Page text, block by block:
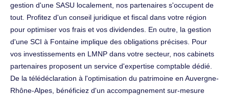
gestion d'une SASU localement, nos partenaires s'occupent de
tout. Profitez d'un conseil juridique et fiscal dans votre région
pour optimiser vos frais et vos dividendes. En outre, la gestion
d'une SCI à Fontaine implique des obligations précises. Pour
vos investissements en LMNP dans votre secteur, nos cabinets
partenaires proposent un service d'expertise comptable dédié.
De la télédéclaration à l'optimisation du patrimoine en Auvergne-
Rhône-Alpes, bénéficiez d'un accompagnement sur-mesure